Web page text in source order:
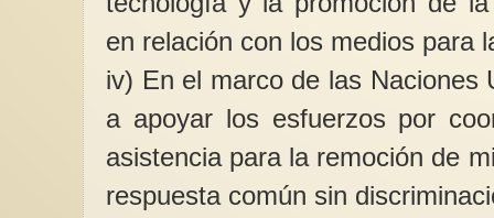
en relación con los medios para
iv) En el marco de las Naciones
a apoyar los esfuerzos por
asistencia para la remoción de
respuesta común sin